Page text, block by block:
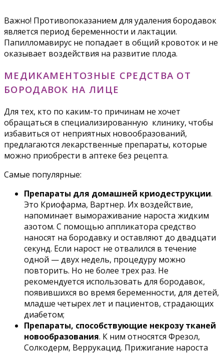
Важно! Противопоказанием для удаления бородавок
является период беременности и лактации.
Папилломавирус не попадает в общий кровоток и не
оказывает воздействия на развитие плода.
МЕДИКАМЕНТОЗНЫЕ СРЕДСТВА ОТ
БОРОДАВОК НА ЛИЦЕ
Для тех, кто по каким-то причинам не хочет
обращаться в специализированную клинику, чтобы
избавиться от неприятных новообразований,
предлагаются лекарственные препараты, которые
можно приобрести в аптеке без рецепта.
Самые популярные:
Препараты для домашней криодеструкции.
Это Криофарма, Вартнер. Их воздействие,
напоминает вымораживание нароста жидким
азотом. С помощью аппликатора средство
наносят на бородавку и оставляют до двадцати
секунд. Если нарост не отвалился в течение
одной — двух недель, процедуру можно
повторить. Но не более трех раз. Не
рекомендуется использовать для бородавок,
появившихся во время беременности, для детей,
младше четырех лет и пациентов, страдающих
диабетом;
Препараты, способствующие некрозу тканей
новообразования. К ним относятся Фрезол,
Солкодерм, Веррукацид. Прижигание нароста